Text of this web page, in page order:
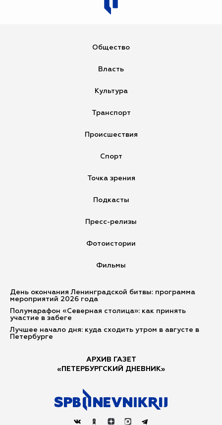
Общество
Власть
Культура
Транспорт
Происшествия
Спорт
Точка зрения
Подкасты
Пресс-релизы
Фотоистории
Фильмы
День окончания Ленинградской битвы: программа
мероприятий 2026 года
Полумарафон «Северная столица»: как принять
участие в забеге
Лучшее начало дня: куда сходить утром в августе в
Петербурге
АРХИВ ГАЗЕТ
«ПЕТЕРБУРГСКИЙ ДНЕВНИК»